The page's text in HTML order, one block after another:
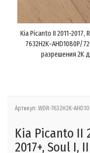
Kia Picanto II 2011-2017,
7632H2K-AHD1080P/
разрешения 2K
Артикул: WDR-7632H2K-
Kia Picanto II
2017+, Soul I,